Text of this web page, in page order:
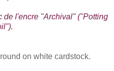
de l'encre "Archival" ("Potting
on white cardstock.